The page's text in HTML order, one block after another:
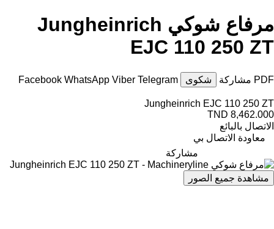
مرفاع شوكي Jungheinrich
EJC 110 250 ZT
PDF مشاركة شكوى Facebook WhatsApp Viber Telegram
Jungheinrich EJC 110 250 ZT
TND 8,462.000
الاتصال بالبائع
معاودة الاتصال بي
مشاركة
مشاهدة جميع الصور